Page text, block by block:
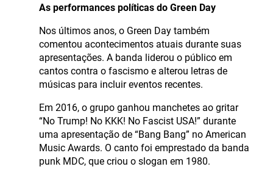
As performances políticas do Green Day
Nos últimos anos, o Green Day também
comentou acontecimentos atuais durante suas
apresentações. A banda liderou o público em
cantos contra o fascismo e alterou letras de
músicas para incluir eventos recentes.
Em 2016, o grupo ganhou manchetes ao gritar
“No Trump! No KKK! No Fascist USA!” durante
uma apresentação de “Bang Bang” no American
Music Awards. O canto foi emprestado da banda
punk MDC, que criou o slogan em 1980.